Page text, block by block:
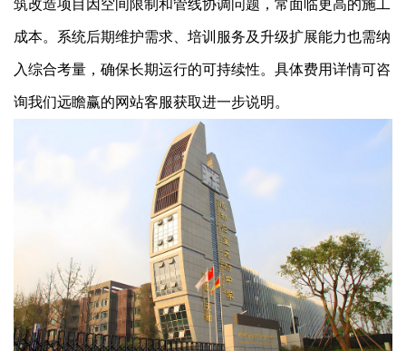
筑改造项目因空间限制和管线协调问题，常面临更高的施工
成本。系统后期维护需求、培训服务及升级扩展能力也需纳
入综合考量，确保长期运行的可持续性。具体费用详情可咨
询我们远瞻赢的网站客服获取进一步说明。